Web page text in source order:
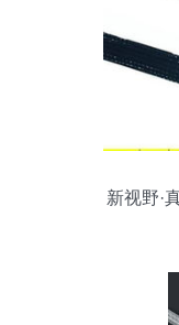
新视野·